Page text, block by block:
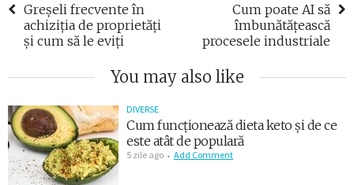
Greșeli frecvente în
achiziția de proprietăți
și cum să le eviți
Cum poate AI să
îmbunătățească
procesele industriale
You may also like
DIVERSE
Cum funcționează dieta keto și de ce
este atât de populară
5 zile ago Add Comment